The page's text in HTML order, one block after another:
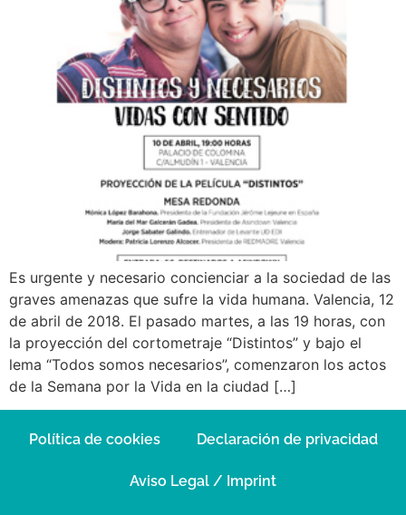
Es urgente y necesario concienciar a la sociedad de las
graves amenazas que sufre la vida humana. Valencia, 12
de abril de 2018. El pasado martes, a las 19 horas, con
la proyección del cortometraje “Distintos” y bajo el
lema “Todos somos necesarios”, comenzaron los actos
de la Semana por la Vida en la ciudad […]
Política de cookies Declaración de privacidad
Aviso Legal / Imprint